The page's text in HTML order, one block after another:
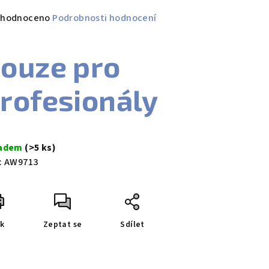
Podrobnosti hodnocení
pro
(>5 ks)
AW9713
Zeptat se Sdílet